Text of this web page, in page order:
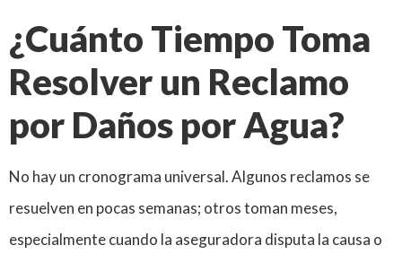
¿Cuánto Tiempo Toma
Resolver un Reclamo
por Daños por Agua?
No hay un cronograma universal. Algunos reclamos se
resuelven en pocas semanas; otros toman meses,
especialmente cuando la aseguradora disputa la causa o